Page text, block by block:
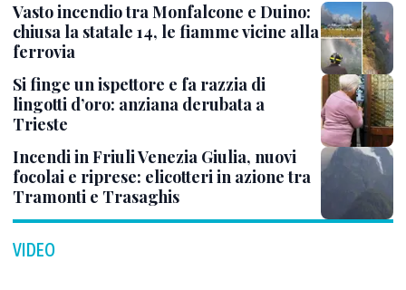
Vasto incendio tra Monfalcone e Duino:
chiusa la statale 14, le fiamme vicine alla
ferrovia
Si finge un ispettore e fa razzia di
lingotti d’oro: anziana derubata a
Trieste
Incendi in Friuli Venezia Giulia, nuovi
focolai e riprese: elicotteri in azione tra
Tramonti e Trasaghis
VIDEO